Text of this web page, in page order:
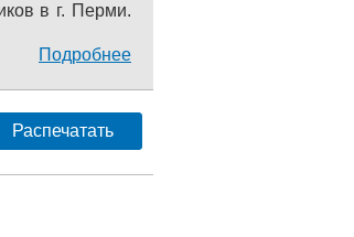
в г. Перми.
Подробнее
Распечатать